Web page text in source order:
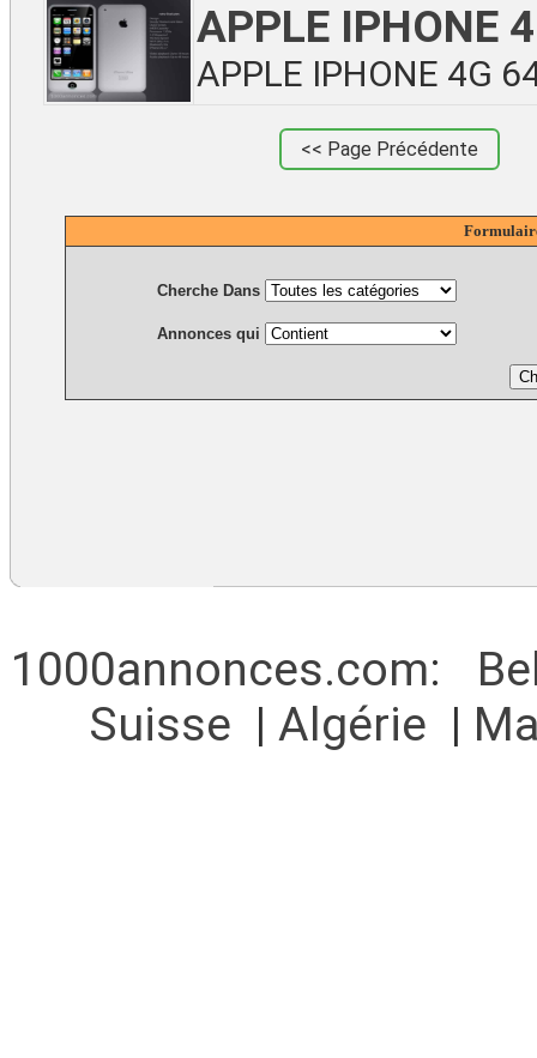
APPLE IPHONE
APPLE IPHONE 4G
<< Page Précédente
Cherche Dans
Annonces qui
1000annonces.com:
Suisse | Algérie |